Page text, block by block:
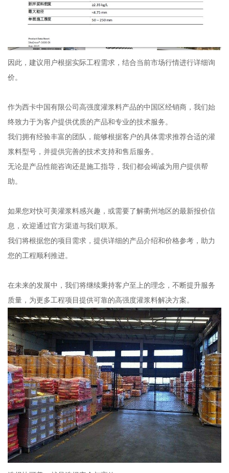
因此，建议用户根据实际工程需求，结合当前市场行情进行详细询
价。
作为西卡中国有限公司高强度灌浆料产品的中国区经销商，我们始
终致力于为客户提供优质的产品和专业的技术服务。
我们拥有经验丰富的团队，能够根据客户的具体需求推荐合适的灌
浆料型号，并提供完善的技术支持和售后服务。
无论是产品性能咨询还是施工指导，我们都会竭诚为用户提供帮
助。
如果您对快可美灌浆料感兴趣，或需要了解衢州地区的最新报价信
息，欢迎通过官方渠道与我们联系。
我们将根据您的项目需求，提供详细的产品介绍和价格参考，助力
您的工程顺利推进。
在未来的发展中，我们将继续秉持客户至上的理念，不断提升服务
质量，为更多工程项目提供可靠的高强度灌浆料解决方案。